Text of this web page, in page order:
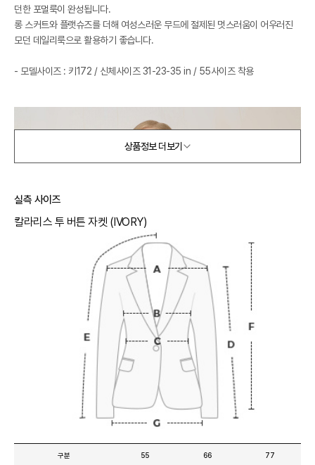
던한 포멀룩이 완성됩니다.
롱 스커트와 플랫슈즈를 더해 여성스러운 무드에 절제된 멋스러움이 어우러진
모던 데일리룩으로 활용하기 좋습니다.
- 모델사이즈 : 키172 / 신체사이즈 31-23-35 in / 55사이즈 착용
상품정보 더보기
실측 사이즈
칼라리스 투 버튼 자켓 (IVORY)
구분 55 66 77